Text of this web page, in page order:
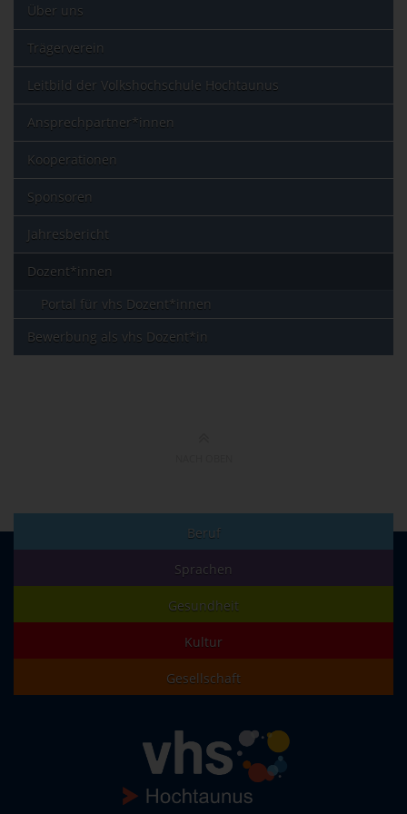
Über uns
Trägerverein
Leitbild der Volkshochschule Hochtaunus
Ansprechpartner*innen
Kooperationen
Sponsoren
Jahresbericht
Dozent*innen
Portal für vhs Dozent*innen
Bewerbung als vhs Dozent*in
Beruf
Sprachen
Gesundheit
Kultur
Gesellschaft